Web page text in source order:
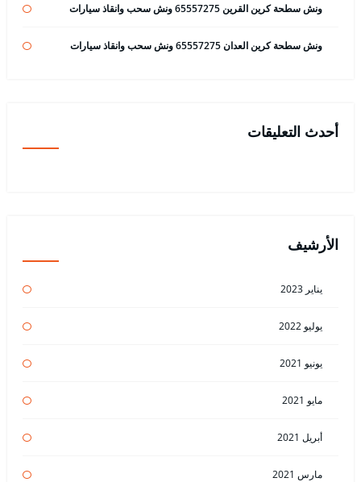
ونش سطحة كرين القرين 65557275 ونش سحب وانقاذ سيارات
ونش سطحة كرين العدان 65557275 ونش سحب وانقاذ سيارات
أحدث التعليقات
الأرشيف
يناير 2023
يوليو 2022
يونيو 2021
مايو 2021
أبريل 2021
مارس 2021